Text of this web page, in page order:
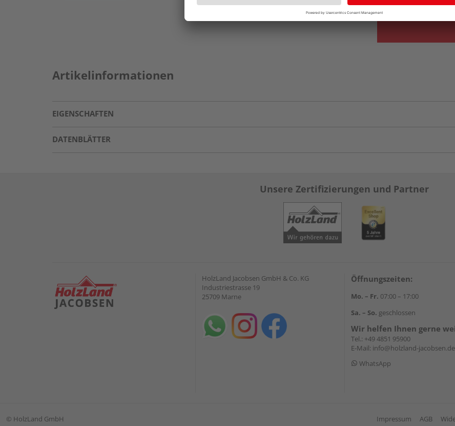
Artikelinformationen
EIGENSCHAFTEN
DATENBLÄTTER
Unsere Zertifizierungen und Partner
HolzLand Jacobsen GmbH & Co. KG
Industriestrasse 19
25709 Marne
Öffnungszeiten:
Mo. – Fr. 07:00 – 17:00
Sa. – So. geschlossen
Wir helfen Ihnen gerne
Tel.: +49 4851 95900
E-Mail: info@holzland-jacobsen.de
WhatsApp
© HolzLand GmbH Impressum AGB